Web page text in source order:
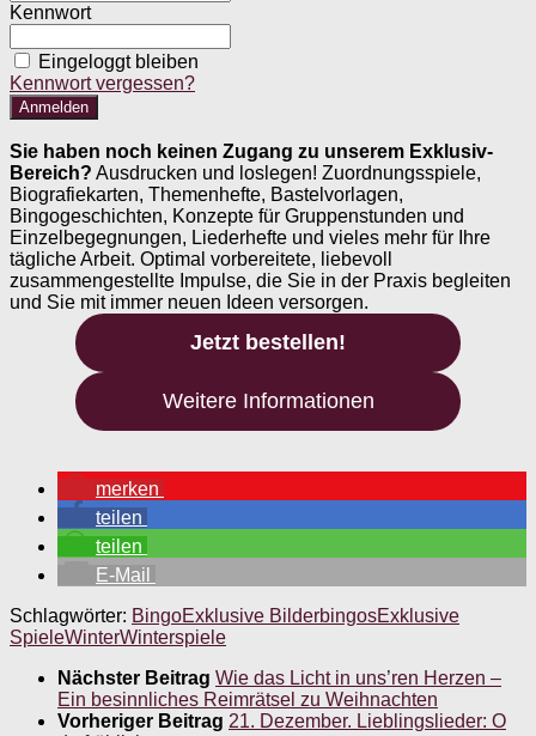
Kennwort
Eingeloggt bleiben
Kennwort vergessen?
Sie haben noch keinen Zugang zu unserem Exklusiv-
Bereich? Ausdrucken und loslegen! Zuordnungsspiele,
Biografiekarten, Themenhefte, Bastelvorlagen,
Bingogeschichten, Konzepte für Gruppenstunden und
Einzelbegegnungen, Liederhefte und vieles mehr für Ihre
tägliche Arbeit. Optimal vorbereitete, liebevoll
zusammengestellte Impulse, die Sie in der Praxis begleiten
und Sie mit immer neuen Ideen versorgen.
Jetzt bestellen!
Weitere Informationen
merken
teilen
teilen
E-Mail
Schlagwörter: BingoExklusive BilderbingosExklusive
SpieleWinterWinterspiele
Nächster Beitrag Wie das Licht in uns’ren Herzen –
Ein besinnliches Reimrätsel zu Weihnachten
Vorheriger Beitrag 21. Dezember. Lieblingslieder: O